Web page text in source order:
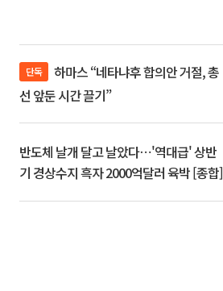
단독
선 앞둔 시간 끌기”
반도체 날개 달고 날았다⋯'역대급' 상반
기 경상수지 흑자 2000억달러 육박 [종합]